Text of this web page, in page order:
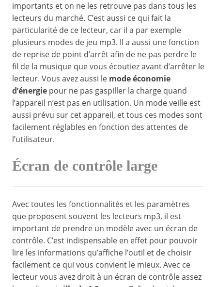
importants et on ne les retrouve pas dans tous les
lecteurs du marché. C’est aussi ce qui fait la
particularité de ce lecteur, car il a par exemple
plusieurs modes de jeu mp3. Il a aussi une fonction
de reprise de point d’arrêt afin de ne pas perdre le
fil de la musique que vous écoutiez avant d’arrêter le
lecteur. Vous avez aussi le mode économie
d’énergie pour ne pas gaspiller la charge quand
l’appareil n’est pas en utilisation. Un mode veille est
aussi prévu sur cet appareil, et tous ces modes sont
facilement réglables en fonction des attentes de
l’utilisateur.
Écran de contrôle large
Avec toutes les fonctionnalités et les paramètres
que proposent souvent les lecteurs mp3, il est
important de prendre un modèle avec un écran de
contrôle. C’est indispensable en effet pour pouvoir
lire les informations qu’affiche l’outil et de choisir
facilement ce qui vous convient le mieux. Avec ce
lecteur vous avez droit à un écran de contrôle assez